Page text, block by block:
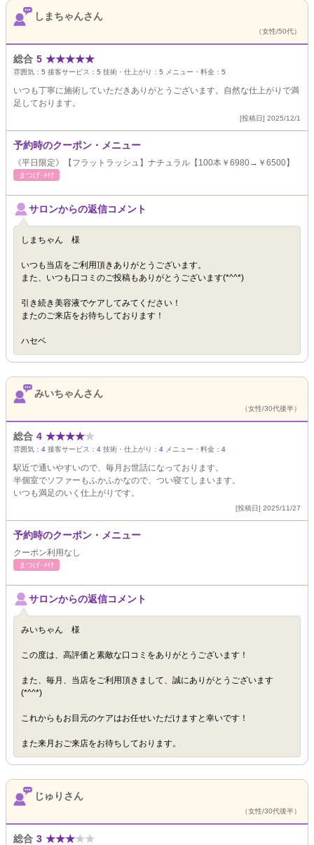
しまちゃんさん
（女性/50代）
総合 5 ★★★★★
雰囲気： 5 接客サービス： 5 技術・仕上がり： 5 メニュー・料金： 5
いつも丁寧に施術していただきありがとうございます。自然な仕上がりで満
足しております。
[投稿日] 2025/12/1
予約時のクーポン・メニュー
《平日限定》【フラットラッシュ】ナチュラル【100本￥6980→￥6500】
まつげ･ﾒｲｸ
サロンからの返信コメント
しまちゃん 様
いつも当店をご利用頂きありがとうございます。
また、いつも口コミのご投稿もありがとうございます(*^^*)
引き続き美容液でケアしてみてください！
またのご来店をお待ちしております！
ハセベ
みいちゃんさん
（女性/30代後半）
総合 4 ★★★★★
雰囲気： 4 接客サービス： 4 技術・仕上がり： 4 メニュー・料金： 4
駅近で通いやすいので、毎月お世話になっております。
半個室でソファーもふかふかなので、つい寝てしまいます。
いつも満足のいく仕上がりです。
[投稿日] 2025/11/27
予約時のクーポン・メニュー
クーポン利用なし
まつげ･ﾒｲｸ
サロンからの返信コメント
みいちゃん 様
この度は、高評価と素敵な口コミをありがとうございます！
また、毎月、当店をご利用頂きまして、誠にありがとうございます
(*^^*)
これからもお目元のケアはお任せいただけますと幸いです！
また来月おご来店をお待ちしております。
じゅりさん
（女性/30代後半）
総合 3 ★★★★★